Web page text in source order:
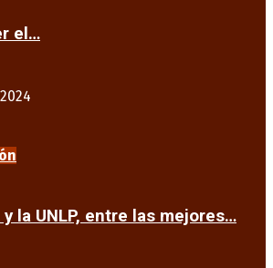
el…
y la UNLP, entre las mejores…